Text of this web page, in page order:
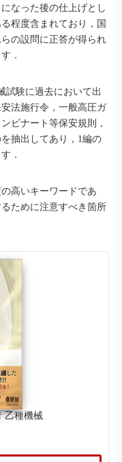
なった後の仕上げとし
程度含まれており，国
の設問に正答が得られ
．
試験に過去において出
法施行令，一般高圧ガ
ビナート等保安規則，
抽出してあり，1編の
．
高いキーワードであ
ために注意すべき箇所
乙種機械